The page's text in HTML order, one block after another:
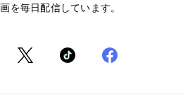
を毎日配信しています。